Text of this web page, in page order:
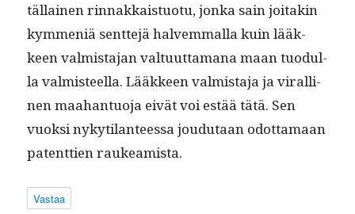
täl­lainen rin­nakkaistuo­tu, jon­ka sain joitakin
kym­meniä sent­te­jä halvem­mal­la kuin lääk­
keen valmis­ta­jan val­tu­ut­ta­mana maan tuo­dul­
la valmis­teel­la. Lääk­keen valmis­ta­ja ja viralli­
nen maa­han­tuo­ja eivät voi estää tätä. Sen
vuok­si nykyti­lanteessa joudu­taan odot­ta­maan
patent­tien raukeamista.
Vastaa